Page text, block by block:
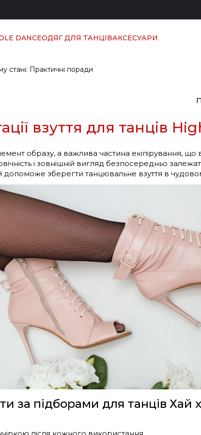
DANCEОДЯГ ДЛЯ ТАНЦІВАКСЕСУАРИ
стані: Практичні поради
взуття для танців
образу, а важлива частина екіпірування, що
і зовнішній вигляд безпосередньо
зберегти танцювальне взуття в
за підборами для танців Хай